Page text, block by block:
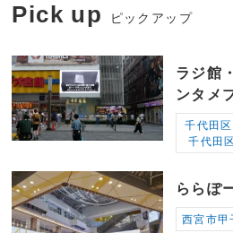
Pick up ピックアップ
ラジ館
ンタメ
千代田
千代田
ららぽ
西宮市